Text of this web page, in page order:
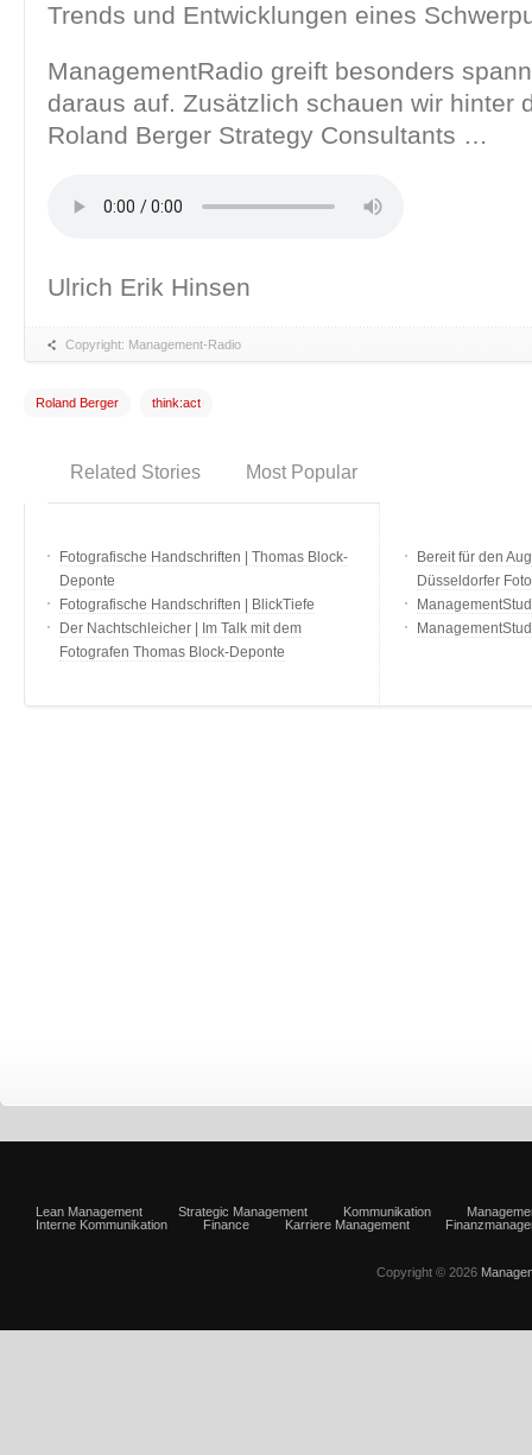
Trends und Entwicklungen eines
ManagementRadio greift besonders
daraus auf. Zusätzlich schauen wir hinter
Roland Berger Strategy Consultants …
Ulrich Erik Hinsen
Copyright: Management-Radio
Roland Berger think:act
Related Stories Most Popular
Fotografische Handschriften | Thomas Block-
Deponte
Fotografische Handschriften | BlickTiefe
Der Nachtschleicher | Im Talk mit dem
Fotografen Thomas Block-Deponte
Bereit für den
Düsseldorfer
Lean Management Strategic Management Kommunikation
Interne Kommunikation
Finance Karriere Management
Copyright © 2026